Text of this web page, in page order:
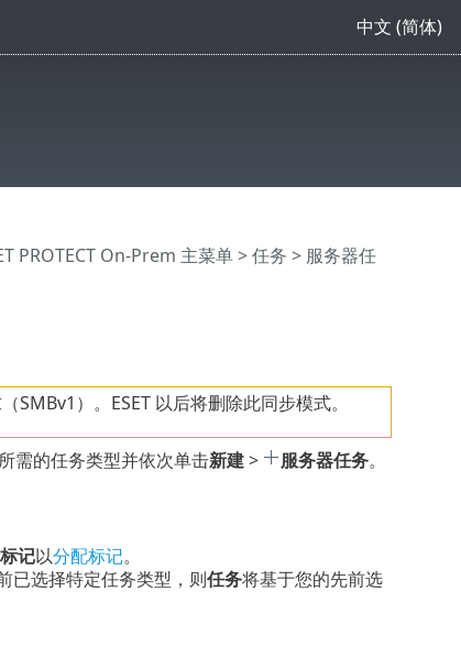
中文 (简体)
PROTECT On-Prem 主菜单>任务 > 服务器任
）。ESET 以后将删除此同步模式。
需的任务类型并依次单击新建> 服务器任务。
记以分配标记。
已选择特定任务类型，则任务将基于您的先前选